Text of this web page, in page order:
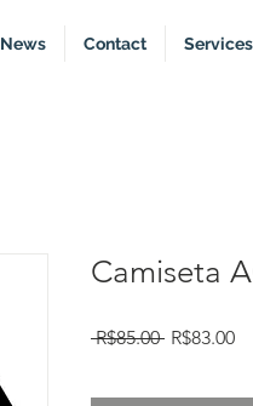
News Contact Services
Camiseta
R$85.00 Regular
R$83.00